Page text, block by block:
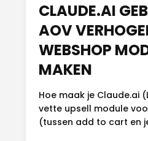
CLAUDE.AI
AOV
WEBSHOP
MAKEN
Hoe maak je Claude.ai
vette upsell module
(tussen add to cart en